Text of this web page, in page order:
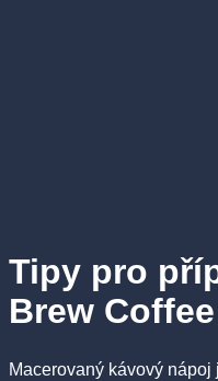
Tipy pro
Brew Coffee
Macerovaný kávový